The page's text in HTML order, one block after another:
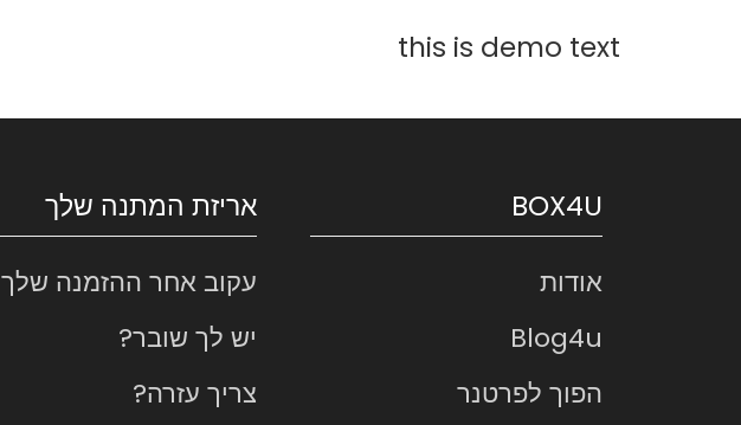
this is demo text
BOX4U
אודות
Blog4u
הפוך לפרטנר
אריזת המתנה שלך
עקוב אחר ההזמנה שלך
יש לך שובר?
צריך עזרה?